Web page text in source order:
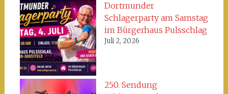
Dortmunder
Schlagerparty am Samstag
im Bürgerhaus Pulsschlag
Juli 2, 2026
250. Sendung